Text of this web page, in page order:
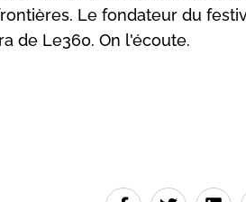
Le fondateur du
de Le360. On l'écoute.